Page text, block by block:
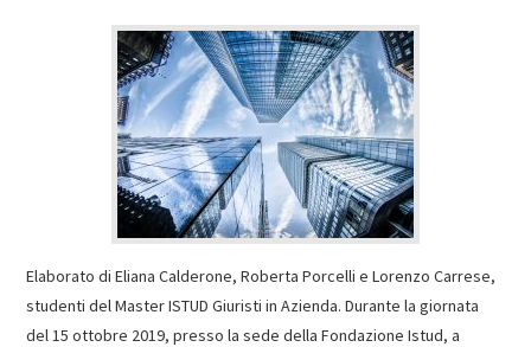
Elaborato di Eliana Calderone, Roberta Porcelli e Lorenzo Carrese,
studenti del Master ISTUD Giuristi in Azienda. Durante la giornata
del 15 ottobre 2019, presso la sede della Fondazione Istud, a